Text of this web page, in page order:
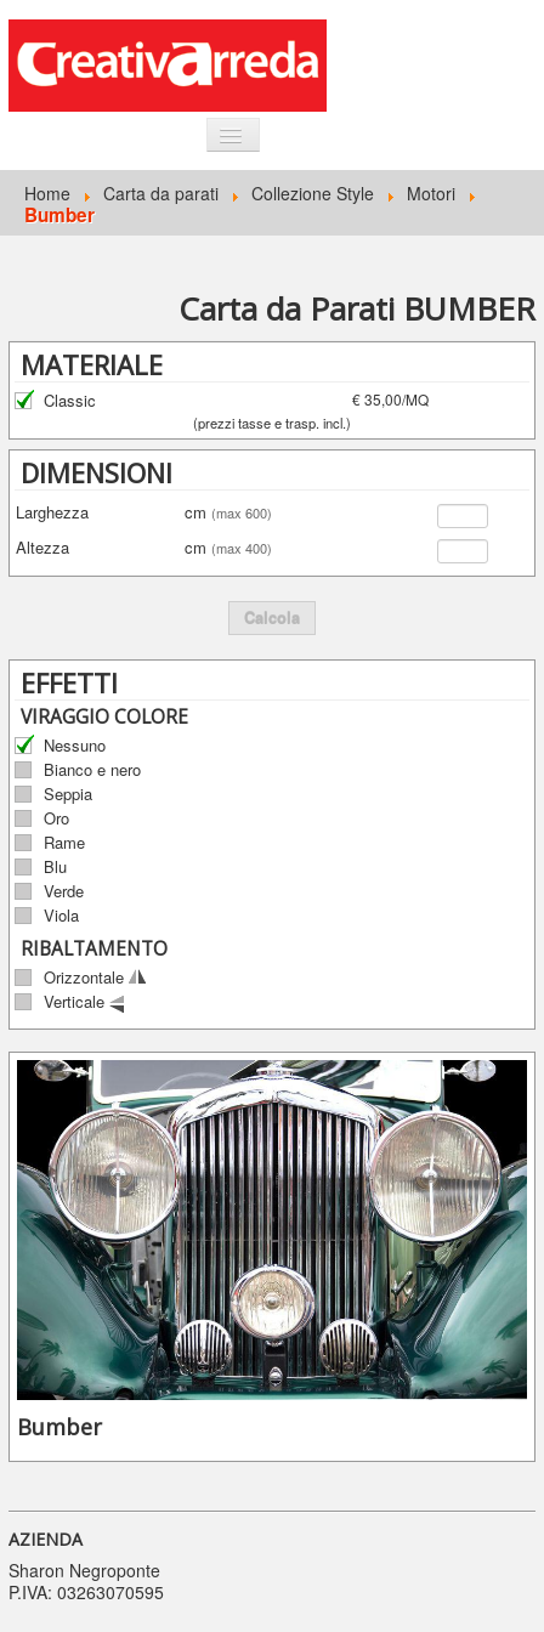
HOME
INFORMAZIONI GENERALI
Home Carta da parati Collezione Style Motori
Bumber
Carta da Parati BUMBER
MATERIALE
Classic € 35,00/MQ
(prezzi tasse e trasp. incl.)
DIMENSIONI
Larghezza cm (max 600)
Altezza cm (max 400)
Calcola
EFFETTI
VIRAGGIO COLORE
Nessuno
Bianco e nero
Seppia
Oro
Rame
Blu
Verde
Viola
RIBALTAMENTO
Orizzontale
Verticale
Bumber
AZIENDA
Sharon Negroponte
P.IVA: 03263070595